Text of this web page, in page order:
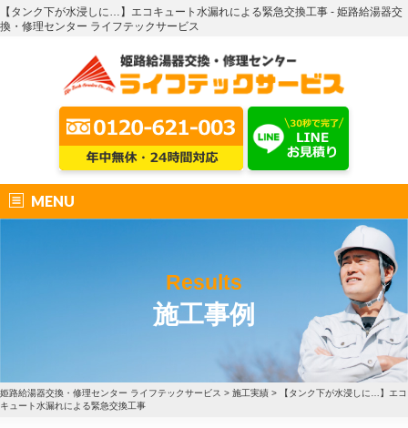
【タンク下が水浸しに…】エコキュート水漏れによる緊急交換工事 - 姫路給湯器交
換・修理センター ライフテックサービス
MENU
Results
施工事例
姫路給湯器交換・修理センター ライフテックサービス > 施工実績 >
【タンク下が水浸しに…】エコ
キュート水漏れによる緊急交換工事